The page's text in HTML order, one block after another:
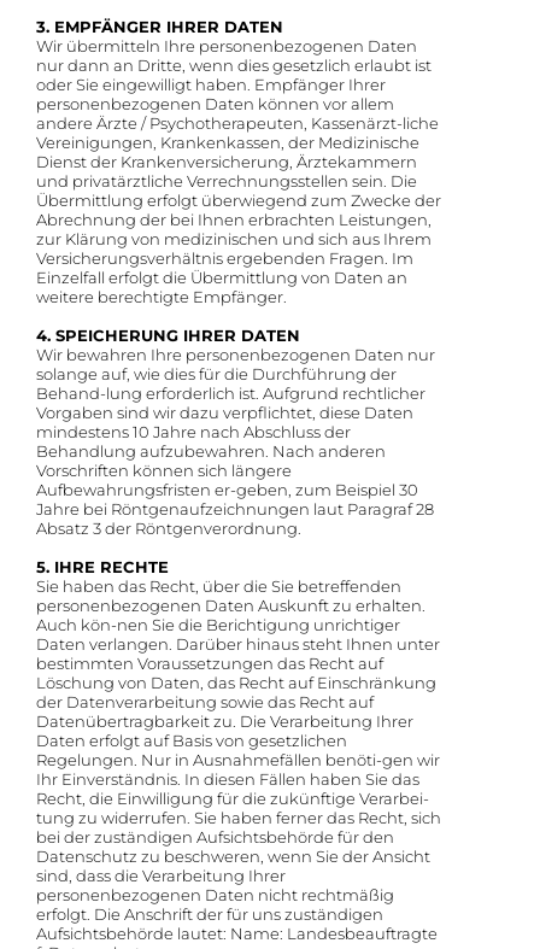
3. EMPFÄNGER IHRER DATEN
Wir übermitteln Ihre personenbezogenen Daten
nur dann an Dritte, wenn dies gesetzlich erlaubt ist
oder Sie eingewilligt haben. Empfänger Ihrer
personenbezogenen Daten können vor allem
andere Ärzte / Psychotherapeuten, Kassenärzt-liche
Vereinigungen, Krankenkassen, der Medizinische
Dienst der Krankenversicherung, Ärztekammern
und privatärztliche Verrechnungsstellen sein. Die
Übermittlung erfolgt überwiegend zum Zwecke der
Abrechnung der bei Ihnen erbrachten Leistungen,
zur Klärung von medizinischen und sich aus Ihrem
Versicherungsverhältnis ergebenden Fragen. Im
Einzelfall erfolgt die Übermittlung von Daten an
weitere berechtigte Empfänger.
4. SPEICHERUNG IHRER DATEN
Wir bewahren Ihre personenbezogenen Daten nur
solange auf, wie dies für die Durchführung der
Behand-lung erforderlich ist. Aufgrund rechtlicher
Vorgaben sind wir dazu verpflichtet, diese Daten
mindestens 10 Jahre nach Abschluss der
Behandlung aufzubewahren. Nach anderen
Vorschriften können sich längere
Aufbewahrungsfristen er-geben, zum Beispiel 30
Jahre bei Röntgenaufzeichnungen laut Paragraf 28
Absatz 3 der Röntgenverordnung.
5. IHRE RECHTE
Sie haben das Recht, über die Sie betreffenden
personenbezogenen Daten Auskunft zu erhalten.
Auch kön-nen Sie die Berichtigung unrichtiger
Daten verlangen. Darüber hinaus steht Ihnen unter
bestimmten Voraussetzungen das Recht auf
Löschung von Daten, das Recht auf Einschränkung
der Datenverarbeitung sowie das Recht auf
Datenübertragbarkeit zu. Die Verarbeitung Ihrer
Daten erfolgt auf Basis von gesetzlichen
Regelungen. Nur in Ausnahmefällen benöti-gen wir
Ihr Einverständnis. In diesen Fällen haben Sie das
Recht, die Einwilligung für die zukünftige Verarbei-
tung zu widerrufen. Sie haben ferner das Recht, sich
bei der zuständigen Aufsichtsbehörde für den
Datenschutz zu beschweren, wenn Sie der Ansicht
sind, dass die Verarbeitung Ihrer
personenbezogenen Daten nicht rechtmäßig
erfolgt. Die Anschrift der für uns zuständigen
Aufsichtsbehörde lautet: Name: Landesbeauftragte